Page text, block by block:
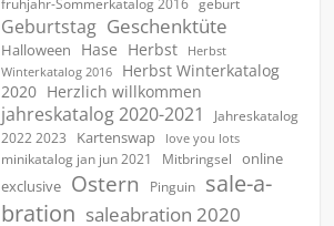
frühjahr-Sommerkatalog 2016
Geburtstag Geschenktüte
Halloween Hase Herbst
Herbst
Winterkatalog 2016
Herbst Winterkatalog
2020 Herzlich willkommen
jahreskatalog 2020-2021
Jahreskatalog
2022 2023
Kartenswap love you lots
minikatalog jan jun 2021 Mitbringsel
online
exclusive Ostern Pinguin
sale-a-
bration saleabration 2020